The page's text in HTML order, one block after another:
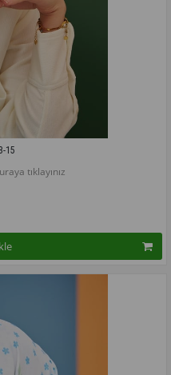
15
tıklayınız